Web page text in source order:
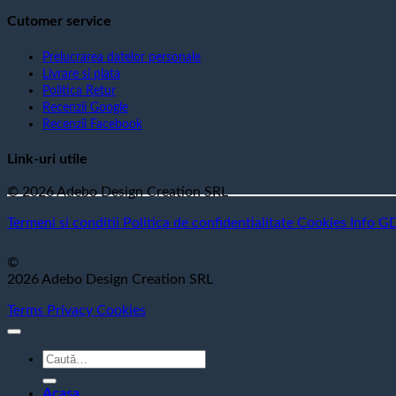
Cutomer service
Prelucrarea datelor personale
Livrare si plata
Politica Retur
Recenzii Google
Recenzii Facebook
Link-uri utile
© 2026 Adebo Design Creation SRL
Termeni si conditii Politica de confidentialitate Cookies Info
©
2026 Adebo Design Creation SRL
Terms Privacy Cookies
Caută
după:
Acasa